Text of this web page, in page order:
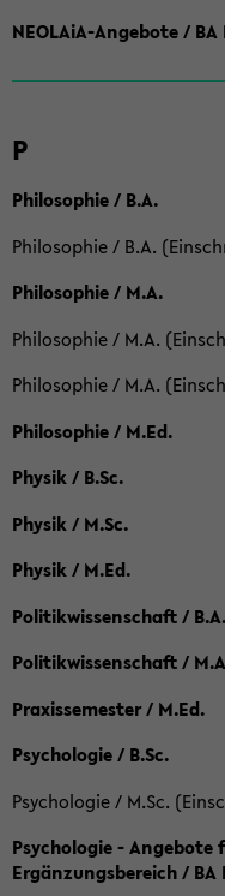
NEOLAiA-Angebote /
P
Philosophie / B.A.
Philosophie / B.A.
Philosophie / M.A.
Philosophie / M.A.
Philosophie / M.A.
Philosophie / M.Ed.
Physik / B.Sc.
Physik / M.Sc.
Physik / M.Ed.
Politikwissenschaft / B.A.
Politikwissenschaft /
Praxissemester / M.Ed.
Psychologie / B.Sc.
Psychologie / M.Sc.
Psychologie - Angebote
Ergänzungsbereich / BA